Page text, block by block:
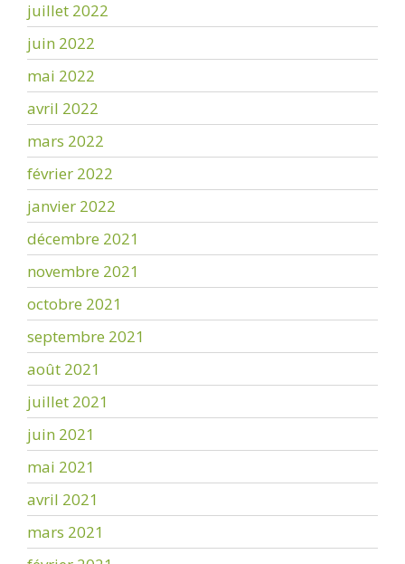
juillet 2022
juin 2022
mai 2022
avril 2022
mars 2022
février 2022
janvier 2022
décembre 2021
novembre 2021
octobre 2021
septembre 2021
août 2021
juillet 2021
juin 2021
mai 2021
avril 2021
mars 2021